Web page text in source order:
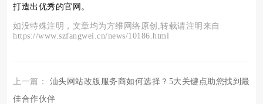
打造出优秀的官网。
如没特殊注明，文章均为方维网络原创,转载请注明来自
https://www.szfangwei.cn/news/10186.html
上一篇： 汕头网站改版服务商如何选择？5大关键点助您找到最
佳合作伙伴